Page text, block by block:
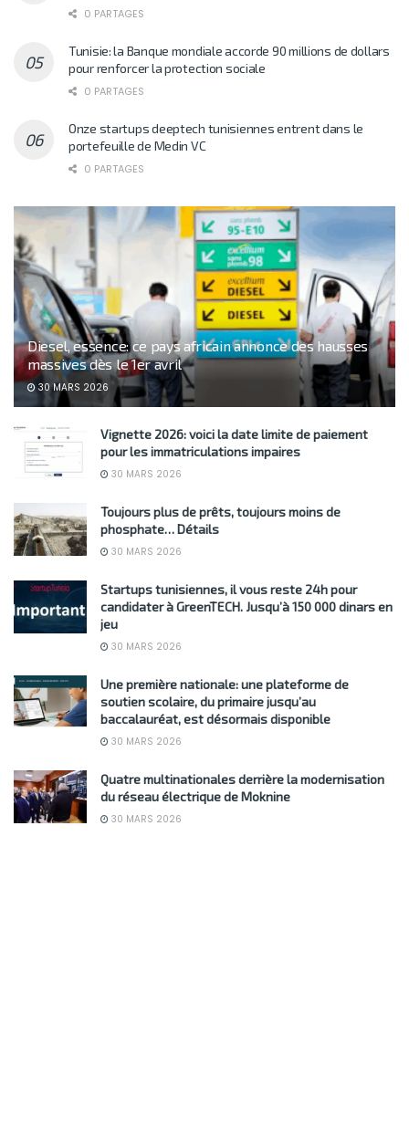
0 PARTAGES
Tunisie: la Banque mondiale accorde 90 millions de dollars
pour renforcer la protection sociale
0 PARTAGES
Onze startups deeptech tunisiennes entrent dans le
portefeuille de Medin VC
0 PARTAGES
Diesel, essence: ce pays africain annonce des hausses
massives dès le 1er avril
30 MARS 2026
Vignette 2026: voici la date limite de paiement
pour les immatriculations impaires
30 MARS 2026
Toujours plus de prêts, toujours moins de
phosphate… Détails
30 MARS 2026
Startups tunisiennes, il vous reste 24h pour
candidater à GreenTECH. Jusqu’à 150 000 dinars en
jeu
30 MARS 2026
Une première nationale: une plateforme de
soutien scolaire, du primaire jusqu’au
baccalauréat, est désormais disponible
30 MARS 2026
Quatre multinationales derrière la modernisation
du réseau électrique de Moknine
30 MARS 2026